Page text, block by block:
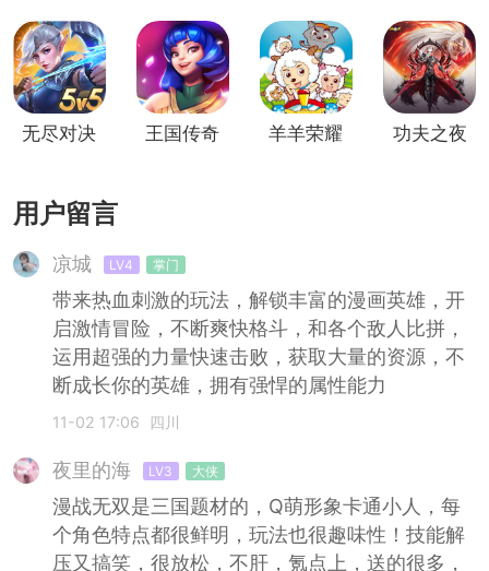
超V
服
无尽对决
王国传奇
羊羊荣耀
功夫之夜
用户留言
凉城 LV4 掌门
带来热血刺激的玩法，解锁丰富的漫画英雄，开
启激情冒险，不断爽快格斗，和各个敌人比拼，
运用超强的力量快速击败，获取大量的资源，不
断成长你的英雄，拥有强悍的属性能力
11-02 17:06 四川
夜里的海 LV3 大侠
漫战无双是三国题材的，Q萌形象卡通小人，每
个角色特点都很鲜明，玩法也很趣味性！技能解
压又搞笑，很放松，不肝，氪点上，送的很多，